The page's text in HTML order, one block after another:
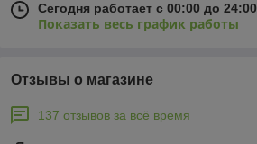
Сегодня работает с 00:00 до 24:00
Показать весь график работы
Отзывы о магазине
137 отзывов за всё время